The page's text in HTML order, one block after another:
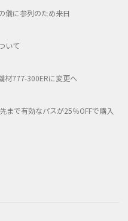
儀に参列のため来日
いて
材777-300ERに変更へ
まで有効なパスが25％OFFで購入